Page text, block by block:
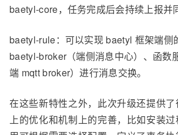
baetyl-core，任务完成后会持续上报并
baetyl-rule： 可以实现 baetyl 框架端侧
baetyl-broker（端侧消息中心）、函数
端 mqtt broker）进行消息交换。
在这些新特性之外，此次升级还提供
上的优化和机制上的完善，比如安装